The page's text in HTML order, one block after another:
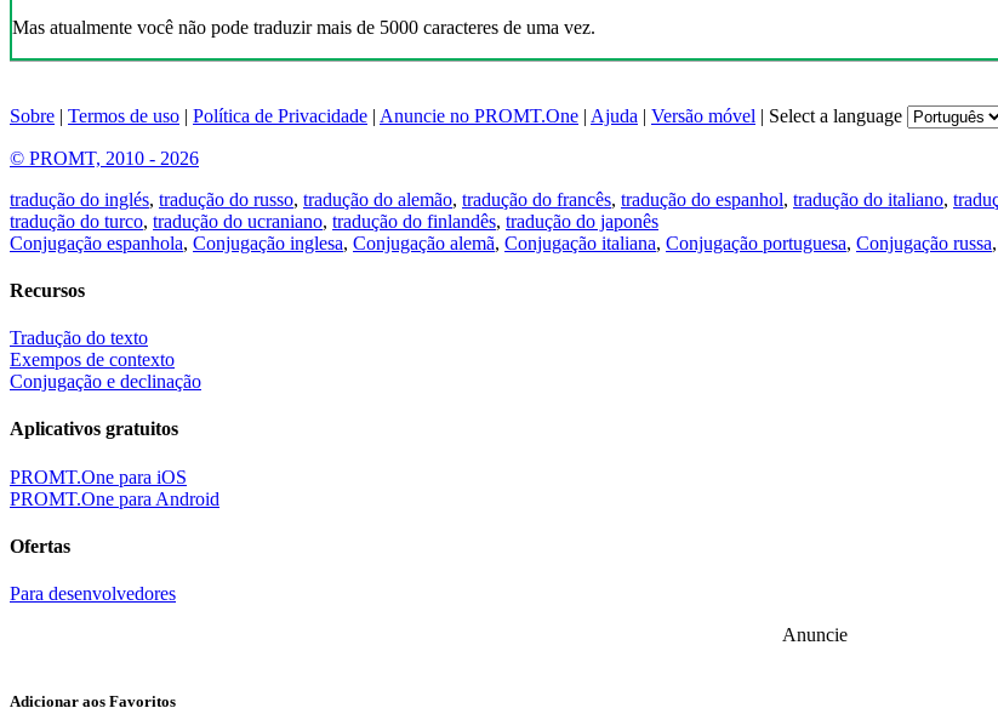
Mas atualmente você não pode traduzir mais de 5000 caracteres de uma vez.
Sobre | Termos de uso | Política de Privacidade | Anuncie no PROMT.One | Ajuda | Versão móvel | Select a language
© PROMT, 2010 - 2026
tradução do inglés, tradução do russo, tradução do alemão, tradução do francês, tradução do espanhol, tradução do italiano,
tradução do turco, tradução do ucraniano, tradução do finlandês, tradução do japonês
Conjugação espanhola, Conjugação inglesa, Conjugação alemã, Conjugação italiana, Conjugação portuguesa, Conjugação russa,
Recursos
Tradução do texto
Exempos de contexto
Conjugação e declinação
Aplicativos gratuitos
PROMT.One para iOS
PROMT.One para Android
Ofertas
Para desenvolvedores
Anuncie
Adicionar aos Favoritos